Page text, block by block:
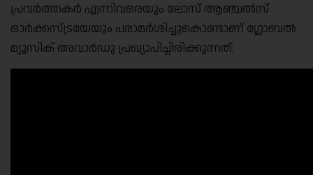
പ്രവര്‍ത്തകര്‍ എന്നിവരെയും ലോസ് ആഞ്ചല്‍സ്
ഓര്‍ക്കസ്ട്രയേയും പരാമര്‍ശിച്ചുകൊണ്ടാണ് ഗ്ലോബല്‍
മ്യൂസിക് അവാര്‍ഡു പ്രഖ്യാപിച്ചിരിക്കുന്നത്.